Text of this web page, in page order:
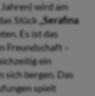
wird am
Stück „Serafina
Es ist das
Freundschaft –
ein
sich bergen. Das
spielt